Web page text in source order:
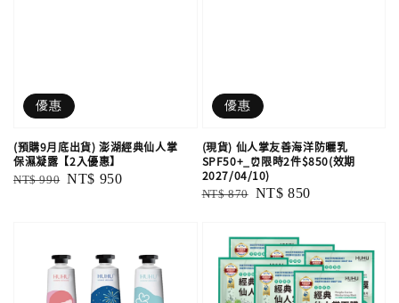
優惠
(預購9月底出貨) 澎湖經典仙人掌
保濕凝露【2入優惠】
Regular
NT$ 990 Sale
NT$ 950
優惠
(現貨) 仙人掌友善海洋防曬乳
SPF50+_⏰限時2件$850(效期
2027/04/10)
Regular
NT$ 870 Sale
NT$ 850